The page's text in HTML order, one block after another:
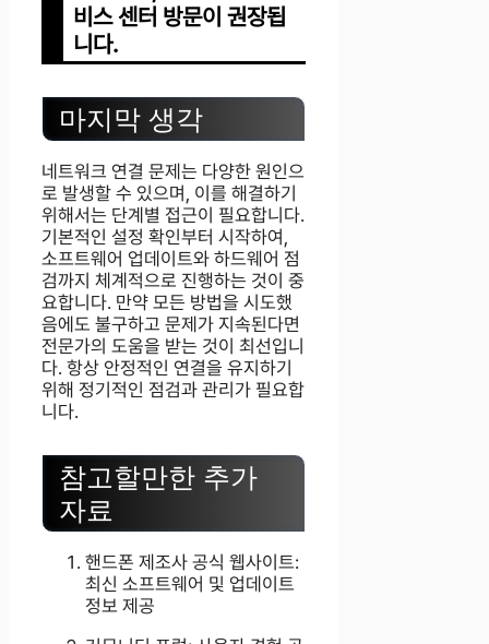
비스 센터 방문이 권장됩
니다.
마지막 생각
네트워크 연결 문제는 다양한 원인으
로 발생할 수 있으며, 이를 해결하기
위해서는 단계별 접근이 필요합니다.
기본적인 설정 확인부터 시작하여,
소프트웨어 업데이트와 하드웨어 점
검까지 체계적으로 진행하는 것이 중
요합니다. 만약 모든 방법을 시도했
음에도 불구하고 문제가 지속된다면
전문가의 도움을 받는 것이 최선입니
다. 항상 안정적인 연결을 유지하기
위해 정기적인 점검과 관리가 필요합
니다.
참고할만한 추가
자료
핸드폰 제조사 공식 웹사이트:
최신 소프트웨어 및 업데이트
정보 제공